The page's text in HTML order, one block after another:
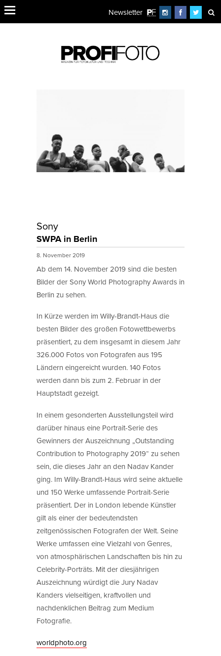
Newsletter
Sony
SWPA in Berlin
8. November 2019
Ab dem 14. November 2019 sind die besten
Bilder der Sony World Photography Awards in
Berlin zu sehen.
In Kürze werden im Willy-Brandt-Haus die
besten Bilder des großen Fotowettbewerbs
präsentiert, zu dem insgesamt in diesem Jahr
326.000 Fotos von Fotografen aus 195
Ländern eingereicht wurden. 140 Fotos
werden dann bis zum 2. Februar in der
Hauptstadt gezeigt.
In einem gesonderten Ausstellungsteil wird
darüber hinaus eine Portrait-Serie des
Gewinners der Auszeichnung „Outstanding
Contribution to Photography 2019“ zu sehen
sein, die dieses Jahr an den Nadav Kander
ging. Im Willy-Brandt-Haus wird seine aktuelle
und 150 Werke umfassende Portrait-Serie
präsentiert. Der in London lebende Künstler
gilt als einer der bedeutendsten
zeitgenössischen Fotografen der Welt. Seine
Werke umfassen eine Vielzahl von Genres,
von atmosphärischen Landschaften bis hin zu
Celebrity-Porträts. Mit der diesjährigen
Auszeichnung würdigt die Jury Nadav
Kanders vielseitigen, kraftvollen und
nachdenklichen Beitrag zum Medium
Fotografie.
worldphoto.org